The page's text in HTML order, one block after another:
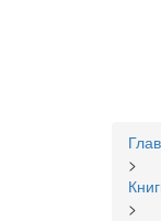
Вы
здесь
>
>